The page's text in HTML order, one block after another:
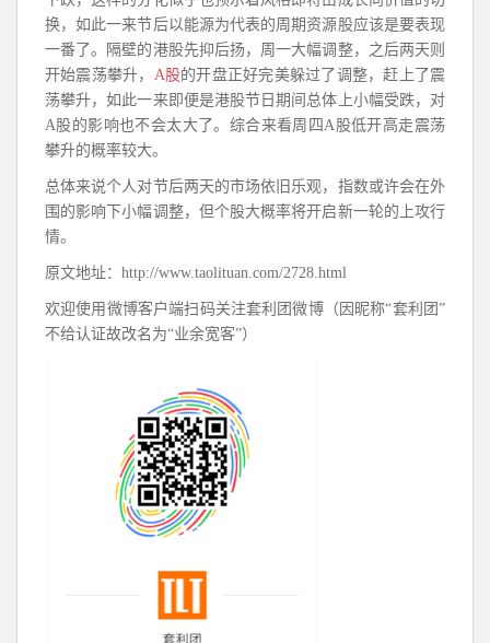
换，如此一来节后以能源为代表的周期资源股应该是要表现
一番了。隔壁的港股先抑后扬，周一大幅调整，之后两天则
开始震荡攀升， A股的开盘正好完美躲过了调整，赶上了震
荡攀升，如此一来即便是港股节日期间总体上小幅受跌，对
A股的影响也不会太大了。综合来看周四A股低开高走震荡
攀升的概率较大。
总体来说个人对节后两天的市场依旧乐观，指数或许会在外
围的影响下小幅调整，但个股大概率将开启新一轮的上攻行
情。​​​​
原文地址：http://www.taolituan.com/2728.html
欢迎使用微博客户端扫码关注套利团微博（因昵称“套利团”
不给认证故改名为“业余宽客”）